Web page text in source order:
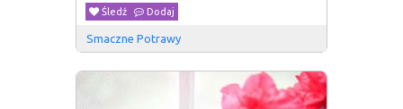
Śledź
Dodaj
Smaczne Potrawy